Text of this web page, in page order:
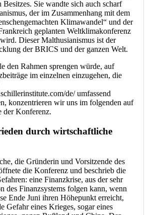
Sie wandte sich auch scharf
der im Zusammenhang mit dem
Klimawandel“ und der
geplanten Weltklimakonferenz
Dieser Malthusianismus ist der
der BRICS und der ganzen Welt.
den Rahmen sprengen würde, auf
im einzelnen einzugehen, die
de/ umfassend
konzentrieren wir uns im folgenden auf
der Konferenz.
durch wirtschaftliche
die Gründerin und Vorsitzende des
die Konferenz und beschrieb die
eine Finanzkrise, aus der sehr
des Finanzsystems folgen kann, wenn
Ende Juni ihren Höhepunkt erreicht,
Gefahr eines Krieges, sogar eines